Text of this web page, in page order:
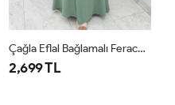
Çağla Eflal Bağlamalı Ferace Premium Seri Tesettür Giyim
2,699 TL